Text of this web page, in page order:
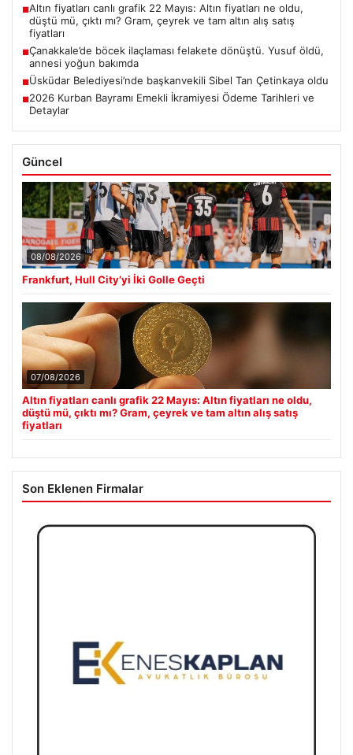
■Altın fiyatları canlı grafik 22 Mayıs: Altın fiyatları ne oldu,
düştü mü, çıktı mı? Gram, çeyrek ve tam altın alış satış
fiyatları
■Çanakkale’de böcek ilaçlaması felakete dönüştü. Yusuf öldü,
annesi yoğun bakımda
■Üsküdar Belediyesi’nde başkanvekili Sibel Tan Çetinkaya oldu
■2026 Kurban Bayramı Emekli İkramiyesi Ödeme Tarihleri ve
Detaylar
Güncel
08/08/2026
Frankfurt, Hull City’yi İki Golle Geçti
07/08/2026
Altın fiyatları canlı grafik 22 Mayıs: Altın fiyatları ne oldu,
düştü mü, çıktı mı? Gram, çeyrek ve tam altın alış satış
fiyatları
Son Eklenen Firmalar